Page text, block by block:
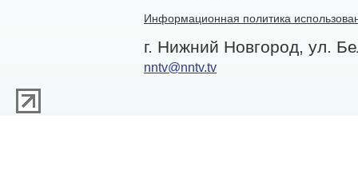
Информационная политика
г. Нижний Новгород, ул.
nntv@nntv.tv